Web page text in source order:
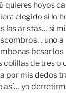
quieres hoyos
elegido si lo
las aristas… si
uno
besar
colillas de tres
por mis dedos
así… yo